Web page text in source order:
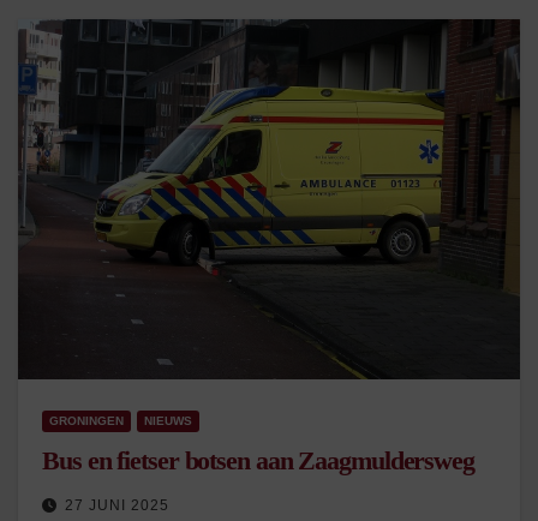
GRONINGEN NIEUWS
Bus en fietser botsen aan Zaagmuldersweg
27 JUNI 2025